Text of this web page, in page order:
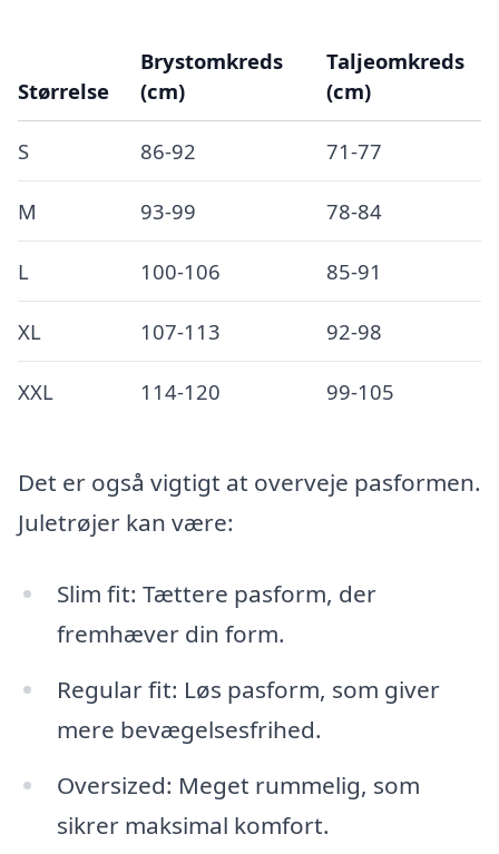
Størrelse
Brystomkreds
(cm)
Taljeomkreds
(cm)
S 86-92 71-77
M 93-99 78-84
L 100-106 85-91
XL 107-113 92-98
XXL 114-120 99-105
Det er også vigtigt at overveje pasformen.
Juletrøjer kan være:
Slim fit: Tættere pasform, der
fremhæver din form.
Regular fit: Løs pasform, som giver
mere bevægelsesfrihed.
Oversized: Meget rummelig, som
sikrer maksimal komfort.